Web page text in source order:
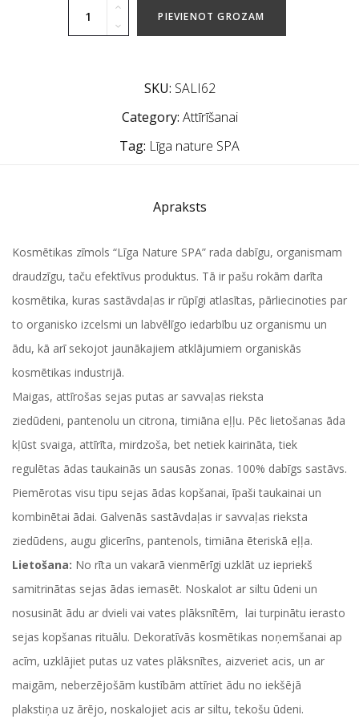
PIEVIENOT GROZAM
SKU: SALI62
Category: Attīrīšanai
Tag: Līga nature SPA
Apraksts
Kosmētikas zīmols “Līga Nature SPA” rada dabīgu, organismam
draudzīgu, taču efektīvus produktus. Tā ir pašu rokām darīta
kosmētika, kuras sastāvdaļas ir rūpīgi atlasītas, pārliecinoties par
to organisko izcelsmi un labvēlīgo iedarbību uz organismu un
ādu, kā arī sekojot jaunākajiem atklājumiem organiskās
kosmētikas industrijā.
Maigas, attīrošas sejas putas ar savvaļas rieksta
ziedūdeni, pantenolu un citrona, timiāna eļļu. Pēc lietošanas āda
kļūst svaiga, attīrīta, mirdzoša, bet netiek kairināta, tiek
regulētas ādas taukainās un sausās zonas. 100% dabīgs sastāvs.
Piemērotas visu tipu sejas ādas kopšanai, īpaši taukainai un
kombinētai ādai. Galvenās sastāvdaļas ir savvaļas rieksta
ziedūdens, augu glicerīns, pantenols, timiāna ēteriskā eļļa.
Lietošana: No rīta un vakarā vienmērīgi uzklāt uz iepriekš
samitrinātas sejas ādas iemasēt. Noskalot ar siltu ūdeni un
nosusināt ādu ar dvieli vai vates plāksnītēm, lai turpinātu ierasto
sejas kopšanas rituālu. Dekoratīvās kosmētikas noņemšanai ap
acīm, uzklājiet putas uz vates plāksnītes, aizveriet acis, un ar
maigām, neberzējošām kustībām attīriet ādu no iekšējā
plakstiņa uz ārējo, noskalojiet acis ar siltu, tekošu ūdeni.